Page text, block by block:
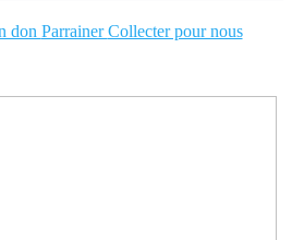
don ParrainerCollecter pour nous